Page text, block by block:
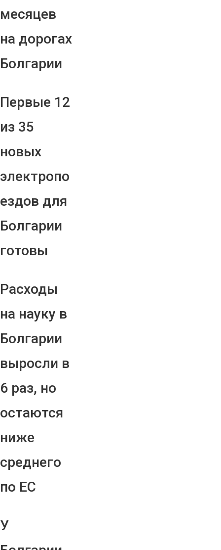
месяцев
на дорогах
Болгарии
Первые 12
из 35
новых
электропо
ездов для
Болгарии
готовы
Расходы
на науку в
Болгарии
выросли в
6 раз, но
остаются
ниже
среднего
по ЕС
У